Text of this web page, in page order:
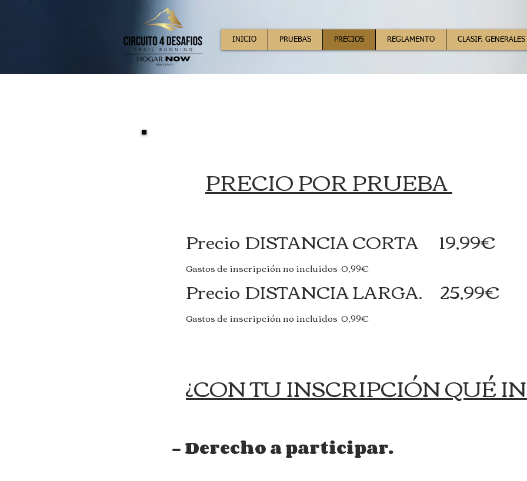
INICIO PRUEBAS PRECIOS REGLAMENTO CLASIF. GENERALES
PRECIO POR PRUEBA
Precio DISTANCIA CORTA 19,99€
Gastos de inscripción no incluidos 0,99€
Precio DISTANCIA LARGA. 25,99€
Gastos de inscripción no incluidos 0,99€
¿CON TU INSCRIPCIÓN QUÉ
- Derecho a participar.